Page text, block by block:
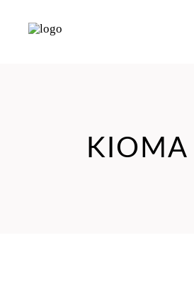
KIOMA